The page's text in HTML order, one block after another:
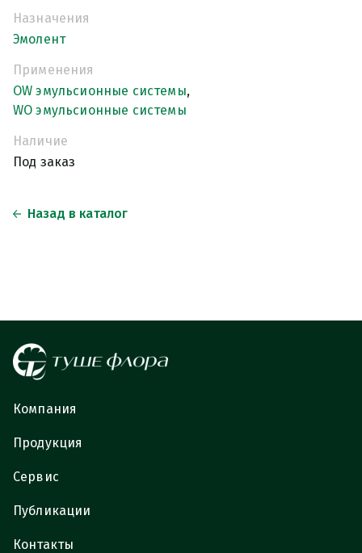
Назначения
Эмолент
Применения
OW эмульсионные системы,
WO эмульсионные системы
Наличие
Под заказ
Назад в каталог
Компания
Продукция
Сервис
Публикации
Контакты